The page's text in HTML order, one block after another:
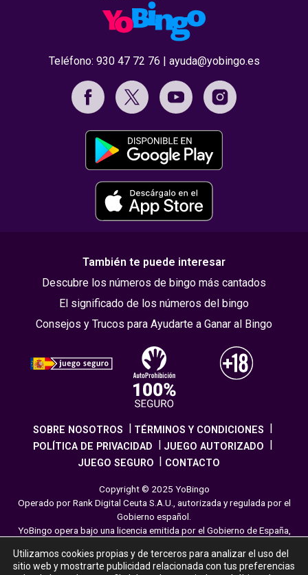
Teléfono: 930 47 72 76 ayuda@yobingo.es
También te puede interesar
Descubre los números de bingo más cantados
El significado de los números del bingo
Consejos y Trucos para Ayudarte a Ganar al Bingo
SOBRE NOSOTROS
TÉRMINOS Y CONDICIONES
POLÍTICA DE PRIVACIDAD
JUEGO AUTORIZADO
JUEGO SEGURO
CONTACTO
Copyright © 2025 YoBingo
Operado por Rank Digital Ceuta S.A.U., autorizada y regulada por el
Gobierno español.
YoBingo opera bajo una licencia emitida por el Gobierno de España,
responsabilidad en los juegos online. El juego es una forma de
entretenimiento cuya finalidad es ofrecer diversión y emoción a los
Utilizamos cookies propias y de terceros para analizar el uso del
sitio web y mostrarte publicidad relacionada con tus preferencias